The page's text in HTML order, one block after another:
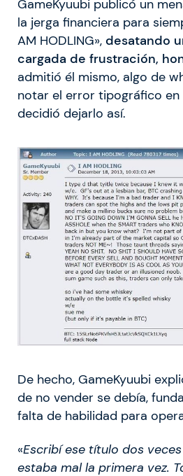
GameKyuubi publicó un
la jerga financiera para
AM HODLING», desatando
cargada de frustración,
admitió él mismo, algo de
notar el error tipográfico en
decidió dejarlo así.
De hecho, GameKyuubi
de no vender se debía,
falta de habilidad para
«Escribí ese título dos
estaba mal la primera vez.